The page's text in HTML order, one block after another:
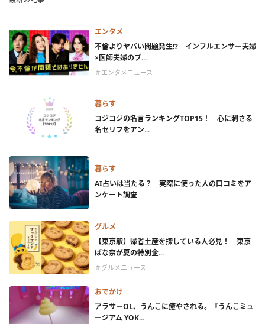
エンタメ
不倫よりヤバい問題発生!? インフルエンサー夫婦
×医師夫婦のブ...
＃エンタメニュース
暮らす
コジコジの名言ランキングTOP15！ 心に刺さる
名セリフをアン...
暮らす
AI占いは当たる？ 実際に使った人の口コミをア
ンケート調査
グルメ
【東京駅】帰省土産を探している人必見！ 東京
ばな奈が夏の特別企...
＃グルメニュース
おでかけ
アラサーOL、うんこに癒やされる。『うんこミュ
ージアム YOK...